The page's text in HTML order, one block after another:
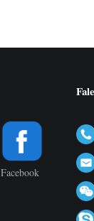
Facebook